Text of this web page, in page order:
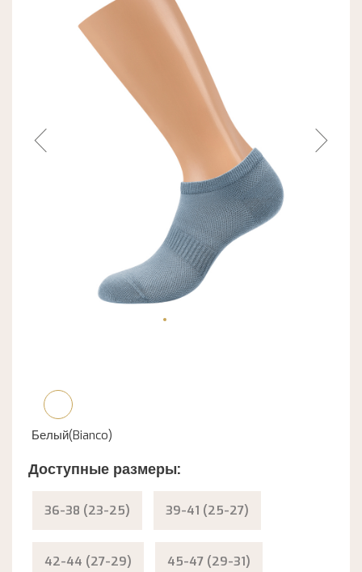
Белый(Bianco)
Доступные размеры:
36-38 (23-25) 39-41 (25-27)
42-44 (27-29) 45-47 (29-31)